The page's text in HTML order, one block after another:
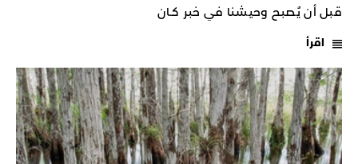
قبل أن يُصبح وحيشنا في خبر كـان
اقرأ